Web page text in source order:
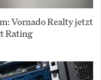
Vornado Realty jetzt
Rating